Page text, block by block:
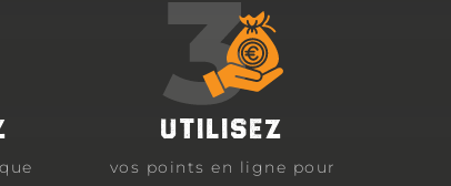
UTILISEZ
vos points en ligne pour